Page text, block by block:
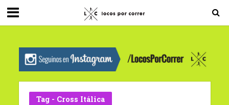
G-0X2PD3RFLV
Tag - Cross Itálica